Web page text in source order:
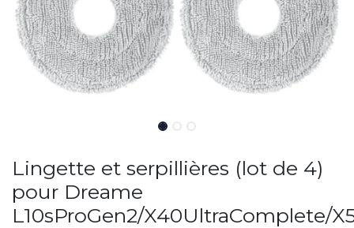
Lingette et serpillières (lot de 4)
pour Dreame
L10sProGen2/X40UltraComplete/